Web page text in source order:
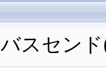
バスセン